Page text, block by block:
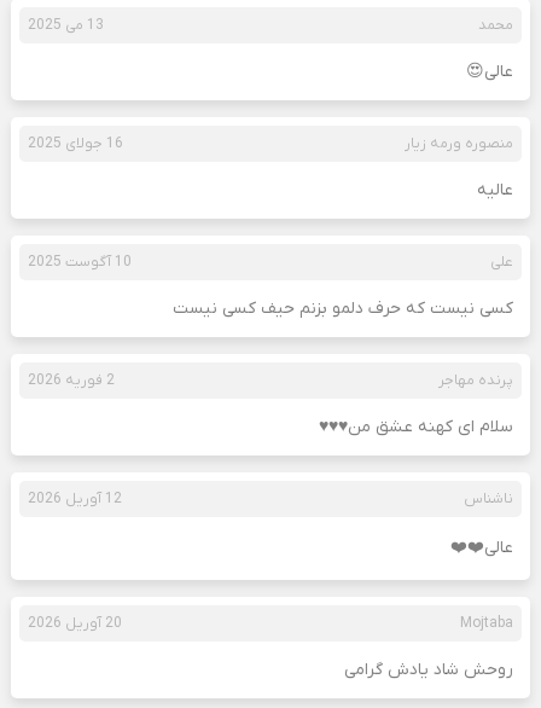
محمد 13 می 2025
عالی😍
منصوره ورمه زیار 16 جولای 2025
عالیه
علی 10 آگوست 2025
کسی نیست که حرف دلمو بزنم حیف کسی نیست
پرنده مهاجر 2 فوریه 2026
سلام ای کهنه عشق من♥️♥️♥️
ناشناس 12 آوریل 2026
عالی❤️❤️
Mojtaba 20 آوریل 2026
روحش شاد یادش گرامی